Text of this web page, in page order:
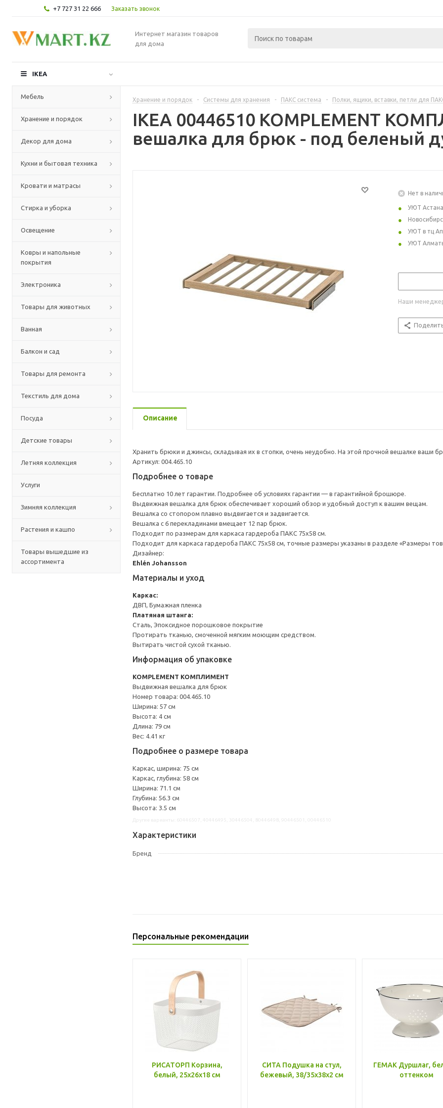
+7 727 31 22 666 Заказать звонок
Интернет магазин товаров
для дома
IKEA
Мебель
Хранение и порядок
Декор для дома
Кухни и бытовая техника
Кровати и матрасы
Стирка и уборка
Освещение
Ковры и напольные
покрытия
Электроника
Товары для животных
Ванная
Балкон и сад
Товары для ремонта
Текстиль для дома
Посуда
Детские товары
Летняя коллекция
Услуги
Зимняя коллекция
Растения и кашпо
Товары вышедшие из
ассортимента
Хранение и порядок - Системы для хранения - ПАКС система - Полки, ящики, вставки, петли для
IKEA 00446510 KOMPLEMENT
вешалка для брюк - под беленый
Нет в
УЮТ Астана
УЮТ в тц
УЮТ
Наши
Описание
Хранить брюки и джинсы, складывая их в стопки, очень неудобно. На этой прочной вешалке ваши
Артикул: 004.465.10
Подробнее о товаре
Бесплатно 10 лет гарантии. Подробнее об условиях гарантии — в гарантийной брошюре.
Выдвижная вешалка для брюк обеспечивает хороший обзор и удобный доступ к вашим вещам.
Вешалка со стопором плавно выдвигается и задвигается.
Вешалка с 6 перекладинами вмещает 12 пар брюк.
Подходит по размерам для каркаса гардероба ПАКС 75x58 см.
Подходит для каркаса гардероба ПАКС 75x58 см, точные размеры указаны в разделе «Размеры
Дизайнер:
Ehlén Johansson
Материалы и уход
Каркас:
ДВП, Бумажная пленка
Платяная штанга:
Сталь, Эпоксидное порошковое покрытие
Протирать тканью, смоченной мягким моющим средством.
Вытирать чистой сухой тканью.
Информация об упаковке
KOMPLEMENT КОМПЛИМЕНТ
Выдвижная вешалка для брюк
Номер товара: 004.465.10
Ширина: 57 см
Высота: 4 см
Длина: 79 см
Вес: 4.41 кг
Подробнее о размере товара
Каркас, ширина: 75 см
Каркас, глубина: 58 см
Ширина: 71.1 см
Глубина: 56.3 см
Высота: 3.5 см
Характеристики
Бренд
Персональные рекомендации
РИСАТОРП Корзина,
белый, 25x26x18 см
СИТА Подушка на стул,
бежевый, 38/35x38x2 см
ГЕМАК Дуршлаг,
оттенком